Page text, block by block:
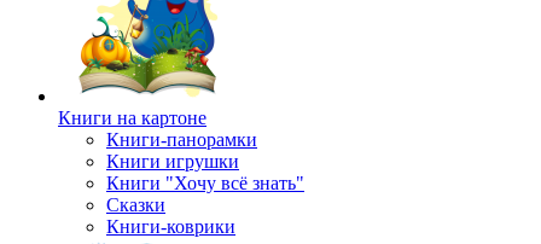
Книги на картоне
Книги-панорамки
Книги игрушки
Книги "Хочу всё знать"
Сказки
Книги-коврики